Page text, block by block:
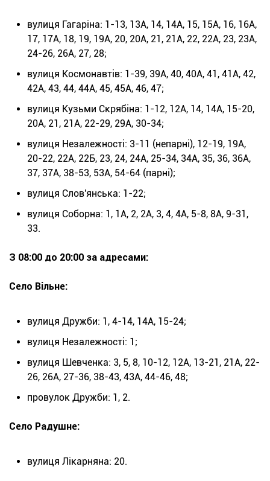
вулиця Гагаріна: 1-13, 13А, 14, 14А, 15, 15А, 16, 16А,
17, 17А, 18, 19, 19А, 20, 20А, 21, 21А, 22, 22А, 23, 23А,
24-26, 26А, 27, 28;
вулиця Космонавтів: 1-39, 39А, 40, 40А, 41, 41А, 42,
42А, 43, 44, 44А, 45, 45А, 46, 47;
вулиця Кузьми Скрябіна: 1-12, 12А, 14, 14А, 15-20,
20А, 21, 21А, 22-29, 29А, 30-34;
вулиця Незалежності: 3-11 (непарні), 12-19, 19А,
20-22, 22А, 22Б, 23, 24, 24А, 25-34, 34А, 35, 36, 36А,
37, 37А, 38-53, 53А, 54-64 (парні);
вулиця Слов'янська: 1-22;
вулиця Соборна: 1, 1А, 2, 2А, 3, 4, 4А, 5-8, 8А, 9-31,
33.
З 08:00 до 20:00 за адресами:
Село Вільне:
вулиця Дружби: 1, 4-14, 14А, 15-24;
вулиця Незалежності: 1;
вулиця Шевченка: 3, 5, 8, 10-12, 12А, 13-21, 21А, 22-
26, 26А, 27-36, 38-43, 43А, 44-46, 48;
провулок Дружби: 1, 2.
Село Радушне:
вулиця Лікарняна: 20.